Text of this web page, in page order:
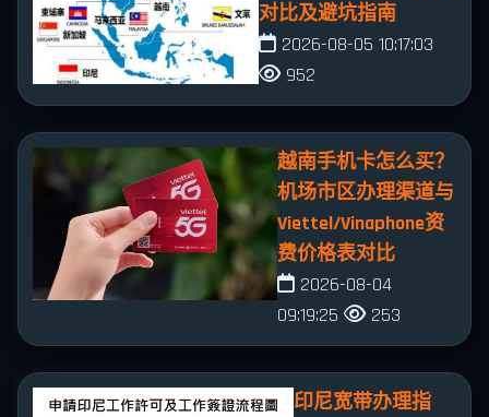
对比及避坑指南
2026-08-05 10:17:03
952
越南手机卡怎么买？
机场市区办理渠道与
Viettel/Vinaphone资
费价格表对比
2026-08-04
09:19:25
253
印尼宽带办理指